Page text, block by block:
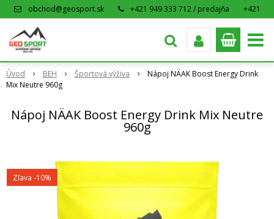
obchod@geosport.sk +421 949 333 712 / predajňa
+421
Úvod BEH Športová výživa
Nápoj NÄAK Boost Energy Drink
Mix Neutre 960g
Nápoj NÄAK Boost Energy Drink Mix Neutre
960g
Zľava -10%